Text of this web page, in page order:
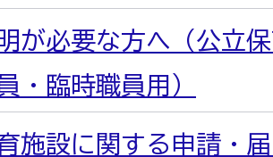
が必要な方へ（公立
・臨時職員用）
施設に関する申請・